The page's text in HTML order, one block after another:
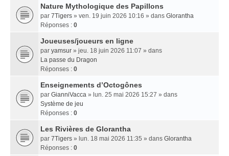
Nature Mythologique des Papillons
par 7Tigers » ven. 19 juin 2026 10:16 » dans Glorantha
Réponses : 0
Joueuses/joueurs en ligne
par yamsur » jeu. 18 juin 2026 11:07 » dans
La passe du Dragon
Réponses : 0
Enseignements dʼOctogônes
par GianniVacca » lun. 25 mai 2026 15:27 » dans
Système de jeu
Réponses : 0
Les Rivières de Glorantha
par 7Tigers » lun. 18 mai 2026 11:35 » dans Glorantha
Réponses : 0